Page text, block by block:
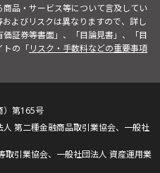
品・サービス等について言及してい
よびリスクは異なりますので、詳し
証券等書面」、「目論見書」、「目
トの「リスク・手数料などの重要事項
）第165号
第二種金融商品取引業協会、一般社
取引業協会、一般社団法人 資産運用業